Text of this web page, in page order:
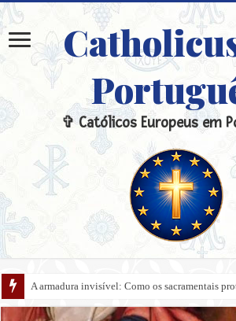
✞ Católicos Europeus em
A armadura invisível: Como os sacramentais